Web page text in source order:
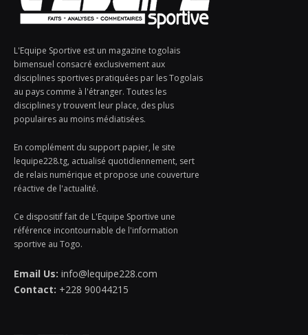
L'Equipe Sportive est un magazine togolais
bimensuel consacré exclusivement aux
disciplines sportives pratiquées par les Togolais
au pays comme à l'étranger. Toutes les
disciplines y trouvent leur place, des plus
populaires au moins médiatisées.
En complément du support papier, le site
lequipe228.tg, actualisé quotidiennement, sert
de relais numérique et propose une couverture
réactive de l'actualité.
Ce dispositif fait de L'Equipe Sportive une
référence incontournable de l'information
sportive au Togo.
Email Us: info@lequipe228.com
Contact: +228 90044215